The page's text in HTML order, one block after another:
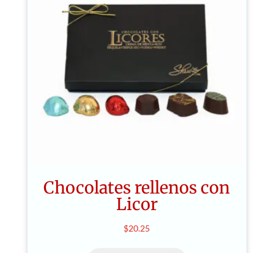
Chocolates rellenos con
Licor
$20.25